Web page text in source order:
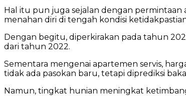
Hal itu pun juga sejalan dengan
menahan diri di tengah kondisi
Dengan begitu, diperkirakan pada tahun
dari tahun 2022.
Sementara mengenai apartemen servis,
tidak ada pasokan baru, tetapi diprediksi
Namun, tingkat hunian meningkat